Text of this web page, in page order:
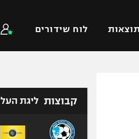
תוצאות לוח שידורים
טניס
כדורעף
קבוצות ליגת העל